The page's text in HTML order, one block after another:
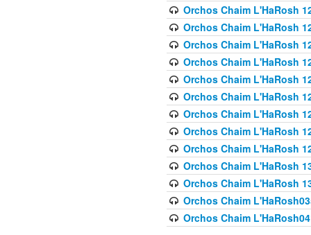
Orchos Chaim L'HaRosh
Orchos Chaim L'HaRosh
Orchos Chaim L'HaRosh
Orchos Chaim L'HaRosh
Orchos Chaim L'HaRosh
Orchos Chaim L'HaRosh
Orchos Chaim L'HaRosh
Orchos Chaim L'HaRosh
Orchos Chaim L'HaRosh
Orchos Chaim L'HaRosh
Orchos Chaim L'HaRosh
Orchos Chaim
Orchos Chaim